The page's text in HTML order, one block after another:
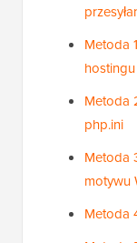
Metoda
Metoda
php.ini
Metoda
motywu
Metoda